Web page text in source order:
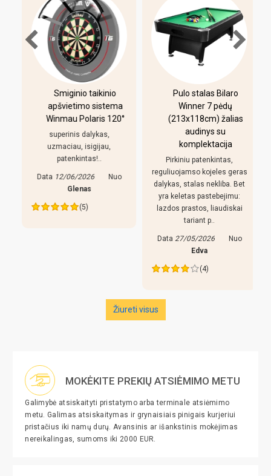
Smiginio taikinio
apšvietimo sistema
Winmau Polaris 120°
superinis dalykas,
uzmaciau, isigijau,
patenkintas!..
Data12/06/2026
Nuo
Glenas
(5)
Pulo stalas Bilaro
Winner 7 pėdų
(213x118cm) žalias
audinys su
komplektacija
Pirkiniu patenkintas,
reguliuojamso kojeles geras
dalykas, stalas nekliba. Bet
yra keletas pastebejimu:
lazdos prastos, liaudiskai
tariant p..
Data27/05/2026
Nuo
Edva
(4)
Žiureti visus
MOKĖKITE PREKIŲ ATSIĖMIMO METU
Galimybė atsiskaityti pristatymo arba terminale atsiėmimo
metu. Galimas atsiskaitymas ir grynaisiais pinigais kurjeriui
pristačius iki namų durų. Avansinis ar išankstinis mokėjimas
nereikalingas, sumoms iki 2000 EUR.